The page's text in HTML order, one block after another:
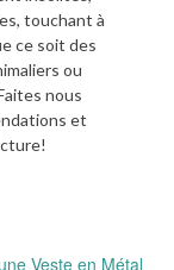
touchant à
ce soit des
ou
nous
et
Veste en Métal